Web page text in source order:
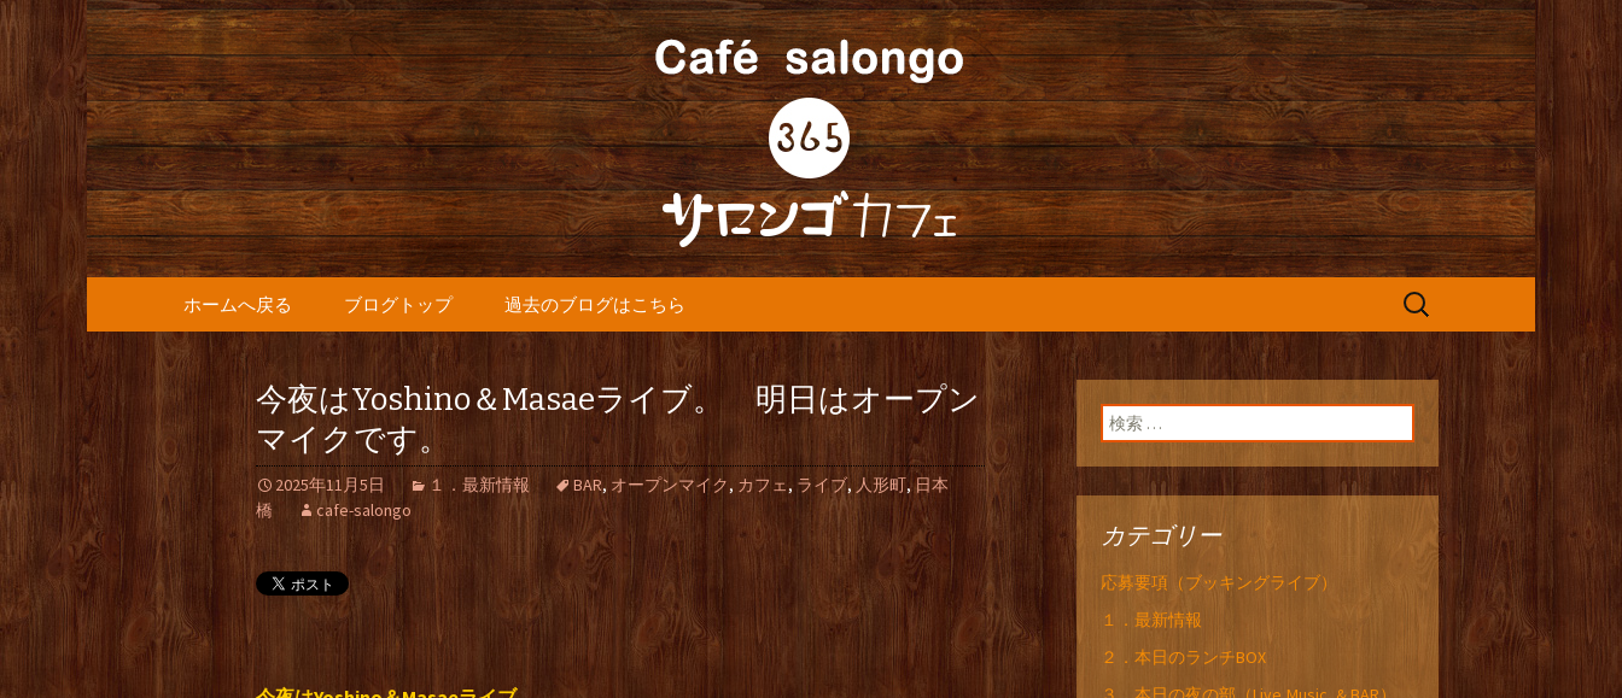
人形町の『365(サロンゴ)カフェ』よりお
知らせ
人形町の音楽カフェ『365カフェ』より最新情報をお届けします。
コンテンツへ移動
ホームへ戻る ブログトップ 過去のブログはこちら
検
今夜はYoshino＆Masaeライブ。 明日はオープン
マイクです。
2025年11月5日 １．最新情報 BAR, オープンマイク, カフェ, ライブ, 人形町,日本
橋
cafe-salongo
検索:
カテゴリー
応募要項（ブッキングライブ）
１．最新情報
２．本日のランチBOX